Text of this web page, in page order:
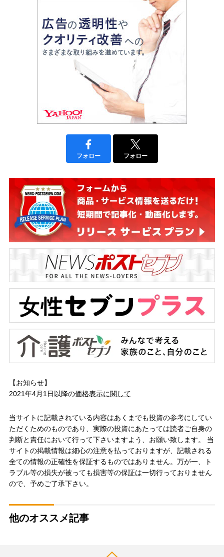
フォロー フォロー
【お知らせ】
2021年4月1日以降の価格表示に関して
当サイトに記載されている内容はあくまでも投資の参考にしてい
ただくためのものであり、実際の投資にあたっては読者ご自身の
判断と責任において行って下さいますよう、お願い致します。 当
サイトの掲載情報は細心の注意を払っておりますが、記載される
全ての情報の正確性を保証するものではありません。万が一、ト
ラブル等の損失が被っても損害等の保証は一切行っておりません
ので、予めご了承下さい。
他のオススメ記事